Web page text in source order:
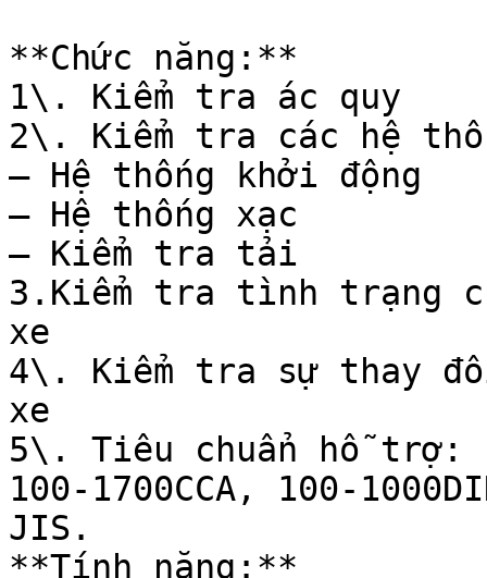
**Chức năng:**
1\. Kiểm tra ác quy
2\. Kiểm tra các hệ
– Hệ thống khởi động
– Hệ thống xạc
– Kiểm tra tải
3.Kiểm tra tình trạng
xe
4\. Kiểm tra sự thay
xe
5\. Tiêu chuẩn hỗ trợ:
100-1700CCA, 100-
JIS.
**Tính năng:**